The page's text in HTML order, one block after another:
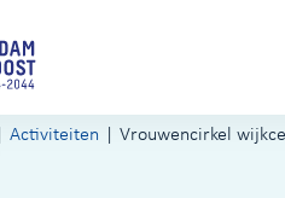
Activiteiten Vrouwencirkel